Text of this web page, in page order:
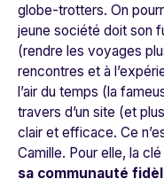
globe-trotters. On
jeune société doit son
(rendre les voyages
rencontres et à
l’air du temps (la
travers d’un site (et
clair et efficace. Ce
Camille. Pour elle, la
sa communauté